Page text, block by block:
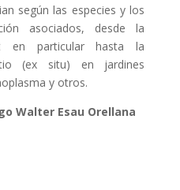
según las especies y los
asociados, desde la
en particular hasta la
(ex situ) en jardines
y otros.
Walter Esau Orellana